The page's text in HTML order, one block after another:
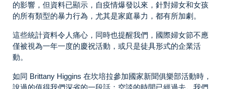
的影響，但資料已顯示，自疫情爆發以來，針對婦女和女孩
的所有類型的暴力行為，尤其是家庭暴力，都有所加劇。
這些統計資料令人痛心，同時也提醒我們，國際婦女節不應
僅被視為一年一度的慶祝活動，或只是徒具形式的企業活
動。
如同 Brittany Higgins 在坎培拉參加國家新聞俱樂部活動時，